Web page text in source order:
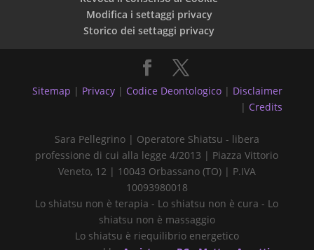
Modifica i settaggi privacy
Storico dei settaggi privacy
Sitemap | Privacy | Codice Deontologico | Disclaimer
| Credits
Sara Pellegrino | Operatore Shiatsu - libera
professione di cui alla legge 4/2013 | Piazza Vittorio
Veneto, 12 | 10043 Orbassano (TO) | P.IVA
10093980018
Lo shiatsu non è terapia - Lo shiatsu non è cura - Lo
shiatsu non è massaggio
Lo shiatsu è riequilibrio energetico